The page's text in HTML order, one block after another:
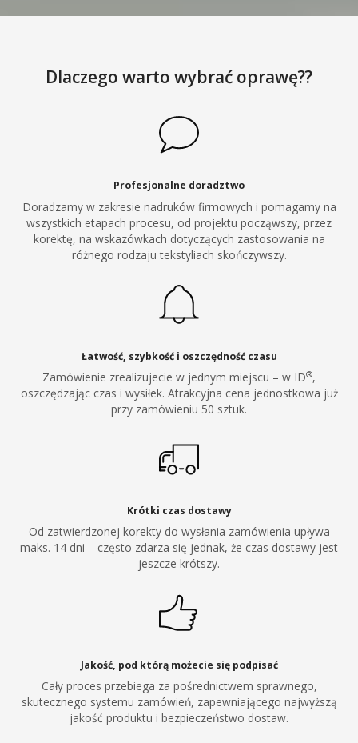
Dlaczego warto wybrać oprawę??
Profesjonalne doradztwo
Doradzamy w zakresie nadruków firmowych i pomagamy na
wszystkich etapach procesu, od projektu począwszy, przez
korektę, na wskazówkach dotyczących zastosowania na
różnego rodzaju tekstyliach skończywszy.
Łatwość, szybkość i oszczędność czasu
Zamówienie zrealizujecie w jednym miejscu – w ID®,
oszczędzając czas i wysiłek. Atrakcyjna cena jednostkowa już
przy zamówieniu 50 sztuk.
Krótki czas dostawy
Od zatwierdzonej korekty do wysłania zamówienia upływa
maks. 14 dni – często zdarza się jednak, że czas dostawy jest
jeszcze krótszy.
Jakość, pod którą możecie się podpisać
Cały proces przebiega za pośrednictwem sprawnego,
skutecznego systemu zamówień, zapewniającego najwyższą
jakość produktu i bezpieczeństwo dostaw.